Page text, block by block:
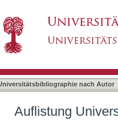
nach Autor
Auflistung